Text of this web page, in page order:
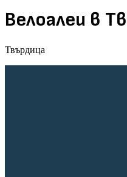
Велоалеи в
Твърдица